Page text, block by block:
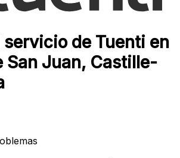
servicio de Tuenti en
San Juan, Castille-